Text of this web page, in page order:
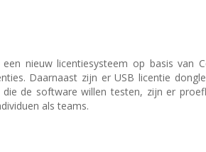
nieuw licentiesysteem op basis van
Daarnaast zijn er USB licentie
de software willen testen, zijn er
als teams.